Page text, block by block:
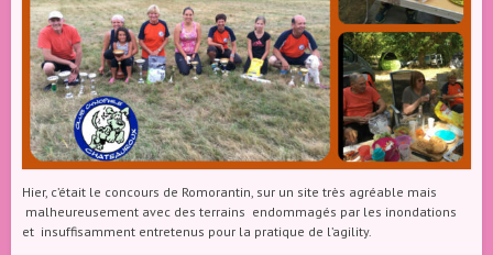
Hier, c’était le concours de Romorantin, sur un site très agréable mais
malheureusement avec des terrains endommagés par les inondations
et insuffisamment entretenus pour la pratique de l’agility.